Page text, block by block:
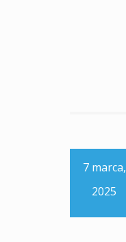
7 marca,
2025